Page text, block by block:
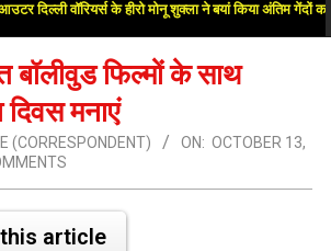
के हीरो मोनू शुक्ला ने बयां किया अंतिम गेंदों का रोमांच
बॉलीवुड फिल्मों के साथ
दिवस मनाएं
(CORRESPONDENT) ON: OCTOBER 13,
article